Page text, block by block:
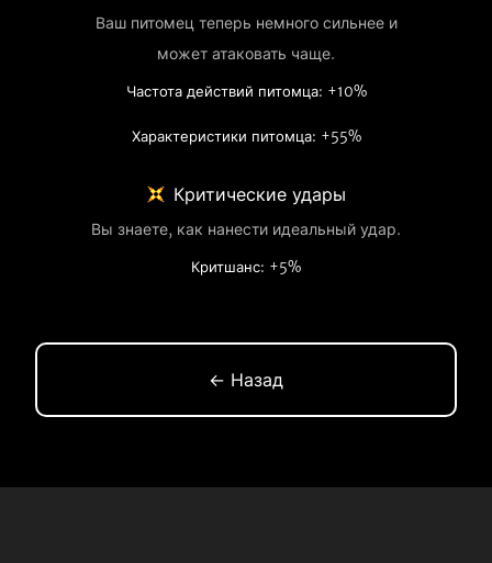
Ваш питомец теперь немного сильнее и
может атаковать чаще.
Частота действий питомца: +10%
Характеристики питомца: +55%
Критические удары
Вы знаете, как нанести идеальный удар.
Критшанс: +5%
← Назад